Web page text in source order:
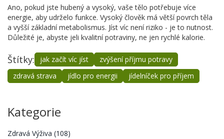
Ano, pokud jste hubený a vysoký, vaše tělo potřebuje více
energie, aby udrželo funkce. Vysoký člověk má větší povrch těla
a vyšší základní metabolismus. Jíst víc není riziko - je to nutnost.
Důležité je, abyste jeli kvalitní potraviny, ne jen rychlé kalorie.
Štítky: jak začít víc jíst
zvýšení příjmu potravy
zdravá strava
jídlo pro energii jídelníček pro příjem
Kategorie
Zdravá Výživa (108)